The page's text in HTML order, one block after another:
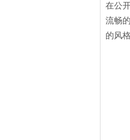
在公
流畅
的风